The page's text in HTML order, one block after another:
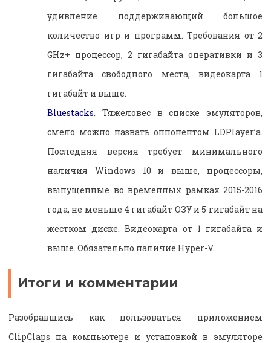
удивление поддерживающий большое
количество игр и программ. Требования от 2
GHz+ процессор, 2 гигабайта оперативки и 3
гигабайта свободного места, видеокарта 1
гигабайт и выше.
Bluestacks. Тяжеловес в списке эмуляторов,
смело можно назвать оппонентом LDPlayer’а.
Последняя версия требует минимального
наличия Windows 10 и выше, процессоры,
выпущенные во временных рамках 2015-2016
года, не меньше 4 гигабайт ОЗУ и 5 гигабайт на
жестком диске. Видеокарта от 1 гигабайта и
выше. Обязательно наличие Hyper-V.
Итоги и комментарии
Разобравшись как пользоваться приложением
ClipClaps на компьютере и установкой в эмуляторе